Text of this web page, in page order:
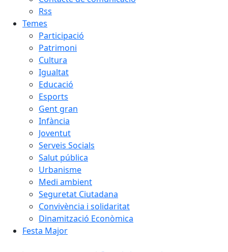
Rss
Temes
Participació
Patrimoni
Cultura
Igualtat
Educació
Esports
Gent gran
Infància
Joventut
Serveis Socials
Salut pública
Urbanisme
Medi ambient
Seguretat Ciutadana
Convivència i solidaritat
Dinamització Econòmica
Festa Major